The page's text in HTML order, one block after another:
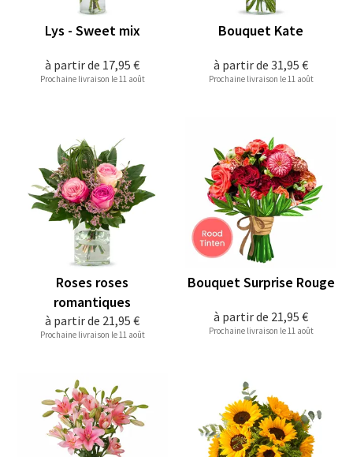
à partir de 17,95 €
Lys - Sweet mix
Prochaine livraison le 11 août
à partir de 31,95 €
Bouquet Kate
Prochaine livraison le 11 août
à partir de 21,95 €
Roses roses
romantiques
Prochaine livraison le 11 août
à partir de 21,95 €
Bouquet Surprise Rouge
Prochaine livraison le 11 août